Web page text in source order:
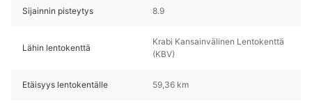
Sijainnin pisteytys 8.9
Lähin lentokenttä
Krabi Kansainvälinen Lentokenttä
(KBV)
Etäisyys lentokentälle 59,36 km